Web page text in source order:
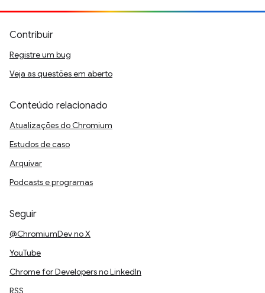
Contribuir
Registre um bug
Veja as questões em aberto
Conteúdo relacionado
Atualizações do Chromium
Estudos de caso
Arquivar
Podcasts e programas
Seguir
@ChromiumDev no X
YouTube
Chrome for Developers no LinkedIn
RSS